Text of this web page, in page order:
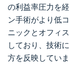
の利益率圧力を
ン手術がより低
ニックとオフィ
しており、技術
方を反映していま